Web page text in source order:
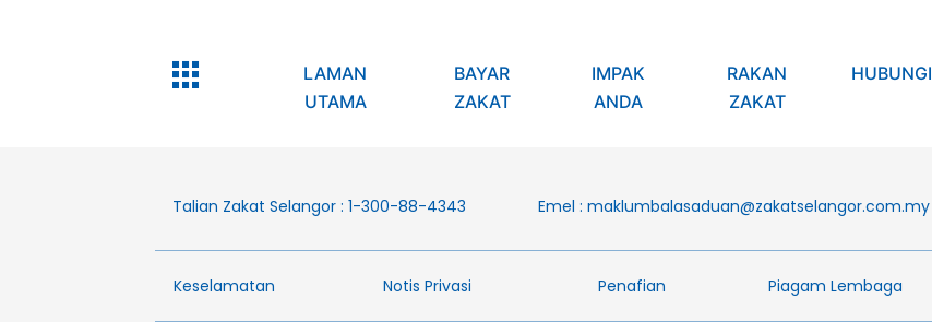
LAMAN
UTAMA
BAYAR
ZAKAT
IMPAK
ANDA
RAKAN
ZAKAT
HUBUNGI
Talian Zakat Selangor : 1-300-88-4343 Emel : maklumbalasaduan@zakatselangor.com.my
Keselamatan Notis Privasi Penafian​ Piagam Lembaga​